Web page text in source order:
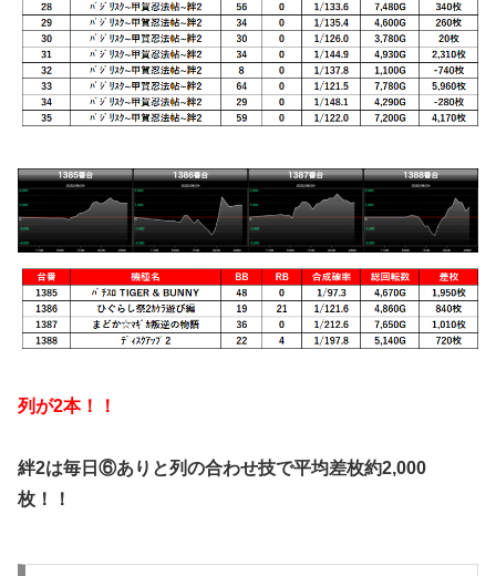
列が2本！！
絆2は毎日⑥ありと列の合わせ技で平均差枚約2,000
枚！！